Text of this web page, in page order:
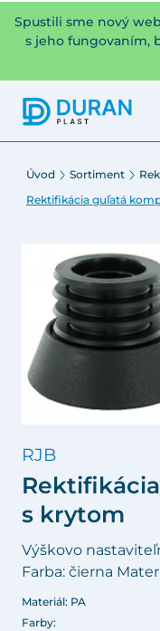
Spustili sme nový
s jeho fungovaním,
Úvod Sortiment
Rektifikácia guľatá
RJB
s krytom
Výškovo
Farba: čierna
Materiál: PA
Farby: